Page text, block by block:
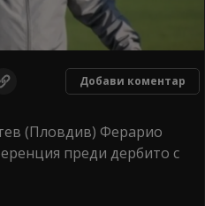
Добави коментар
(Пловдив) Ферарио
преди дербито с